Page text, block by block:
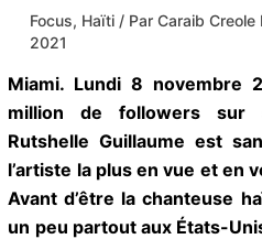
Focus, Haïti / ParCaraib Creole
novembre 2021
Miami. Lundi 8 novembre
million de followers sur
Rutshelle Guillaume est
l’artiste la plus en vue et
haïtien. Avant d’être la
demandée un peu